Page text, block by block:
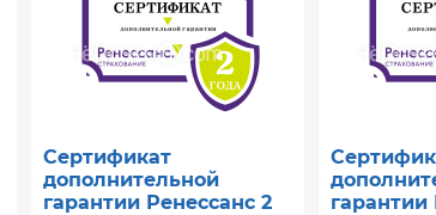
Сертификат
дополнительной
гарантии Ренессанс 2
гарантии